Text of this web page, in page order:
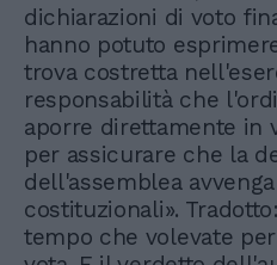
dichiarazioni di voto
hanno potuto
trova costretta
responsabilità che
aporre direttamente in
per assicurare che la
dell'assemblea
costituzionali».
tempo che volevate